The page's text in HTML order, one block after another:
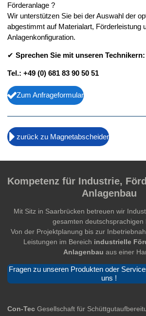
Förderanlage ?
Wir unterstützen Sie bei der Auswahl der
abgestimmt auf Materialart, Förderleistung
Anlagenkonfiguration.
✔ Sprechen Sie mit unseren Technikern:
Tel.: +49 (0) 681 83 90 50 51
Zum Anfrageformular
zurück zu Magnetabscheider
Kompetenz für Industrie,
Anlagenbau
Mit Sitz in Saarbrücken betreuen wir
gesamten deutschsprachigen
Von der Projektplanung bis zur
Leistungen im Bereich industrielle
Anlagenbau aus einer
Fragen zu unseren Produkten oder
uns !
Con-Tec Gesellschaft für